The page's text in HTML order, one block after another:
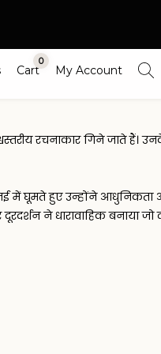
Cart
0
My Account
रचनाकार गिने जाते हैं।
में घूमते हुए उन्होंने आधुनिकता
ने धारावाहिक बनाया